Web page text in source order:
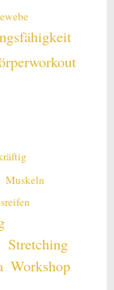
Muskeln
Stretching
Workshop